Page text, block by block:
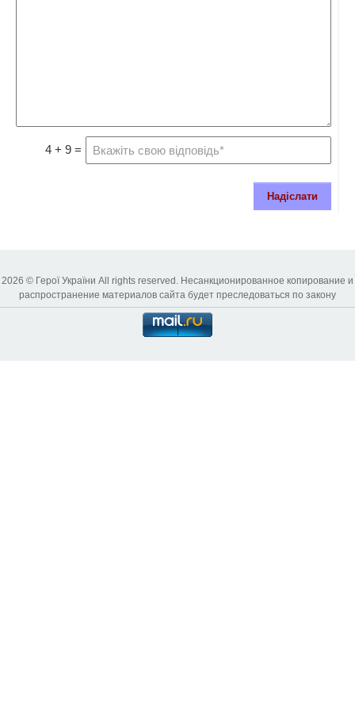
4 + 9 =
Надіслати
2026 © Герої України All rights reserved. Несанкционированное копирование и
распространение материалов сайта будет преследоваться по закону